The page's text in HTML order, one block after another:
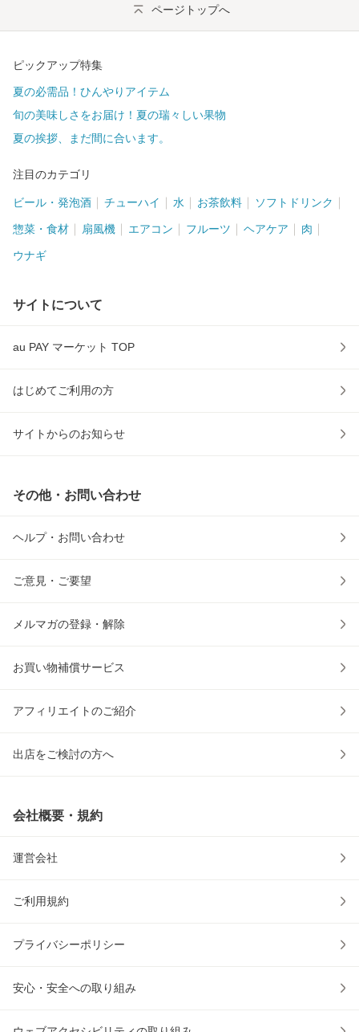
ページトップへ
ピックアップ特集
夏の必需品！ひんやりアイテム
旬の美味しさをお届け！夏の瑞々しい果物
夏の挨拶、まだ間に合います。
注目のカテゴリ
ビール・発泡酒 チューハイ 水 お茶飲料 ソフトドリンク
惣菜・食材 扇風機 エアコン フルーツ ヘアケア 肉
ウナギ
サイトについて
au PAY マーケット TOP
はじめてご利用の方
サイトからのお知らせ
その他・お問い合わせ
ヘルプ・お問い合わせ
ご意見・ご要望
メルマガの登録・解除
お買い物補償サービス
アフィリエイトのご紹介
出店をご検討の方へ
会社概要・規約
運営会社
ご利用規約
プライバシーポリシー
安心・安全への取り組み